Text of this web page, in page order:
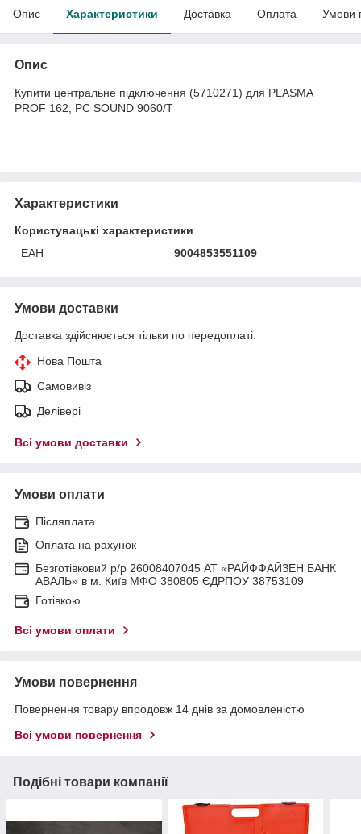
Опис Характеристики Доставка Оплата Умови
Опис
Купити центральне підключення (5710271) для PLASMA
PROF 162, PC SOUND 9060/T
Характеристики
Користувацькі характеристики
ЕАН
9004853551109
Умови доставки
Доставка здійснюється тільки по передоплаті.
Нова Пошта
Самовивіз
Делівері
Всі умови доставки
Умови оплати
Післяплата
Оплата на рахунок
Безготівковий р/р 26008407045 АТ «РАЙФФАЙЗЕН БАНК
АВАЛЬ» в м. Київ МФО 380805 ЄДРПОУ 38753109
Готівкою
Всі умови оплати
Умови повернення
Повернення товару впродовж 14 днів за домовленістю
Всі умови повернення
Подібні товари компанії